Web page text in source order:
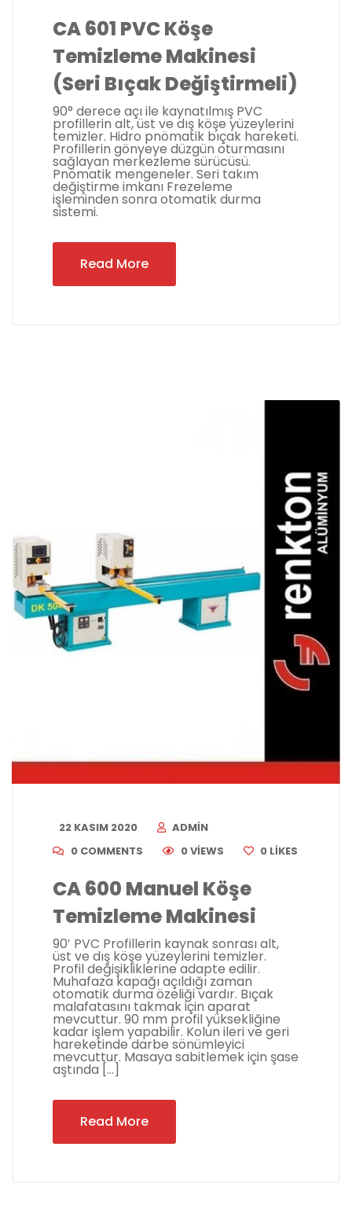
CA 601 PVC Köşe
Temizleme Makinesi
(Seri Bıçak Değiştirmeli)
90° derece açı ile kaynatılmış PVC
profillerin alt, üst ve dış köşe yüzeylerini
temizler. Hidro pnömatik bıçak hareketi.
Profillerin gönyeye düzgün oturmasını
sağlayan merkezleme sürücüsü.
Pnömatik mengeneler. Seri takım
değiştirme imkanı Frezeleme
işleminden sonra otomatik durma
sistemi.
Read More
22 KASIM 2020
ADMIN
0 COMMENTS
0 VIEWS 0 LIKES
CA 600 Manuel Köşe
Temizleme Makinesi
90′ PVC Profillerin kaynak sonrası alt,
üst ve dış köşe yüzeylerini temizler.
Profil değişikliklerine adapte edilir.
Muhafaza kapağı açıldığı zaman
otomatik durma özeliği vardır. Bıçak
malafatasını takmak için aparat
mevcuttur. 90 mm profil yüksekliğine
kadar işlem yapabilir. Kolun ileri ve geri
hareketinde darbe sönümleyici
mevcuttur. Masaya sabitlemek için şase
aştında […]
Read More